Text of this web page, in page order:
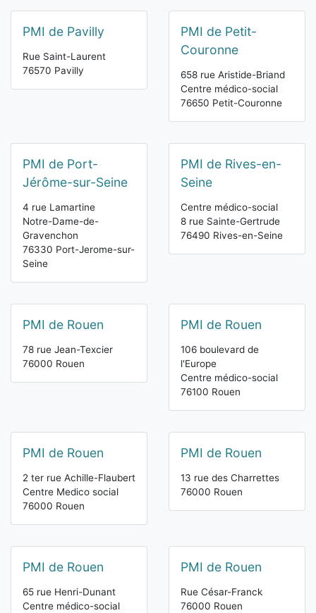
PMI de Pavilly
Rue Saint-Laurent
76570 Pavilly
PMI de Petit-
Couronne
658 rue Aristide-Briand
Centre médico-social
76650 Petit-Couronne
PMI de Port-
Jérôme-sur-Seine
4 rue Lamartine
Notre-Dame-de-
Gravenchon
76330 Port-Jerome-sur-
Seine
PMI de Rives-en-
Seine
Centre médico-social
8 rue Sainte-Gertrude
76490 Rives-en-Seine
PMI de Rouen
78 rue Jean-Texcier
76000 Rouen
PMI de Rouen
106 boulevard de
l'Europe
Centre médico-social
76100 Rouen
PMI de Rouen
2 ter rue Achille-Flaubert
Centre Medico social
76000 Rouen
PMI de Rouen
13 rue des Charrettes
76000 Rouen
PMI de Rouen
65 rue Henri-Dunant
Centre médico-social
PMI de Rouen
Rue César-Franck
76000 Rouen